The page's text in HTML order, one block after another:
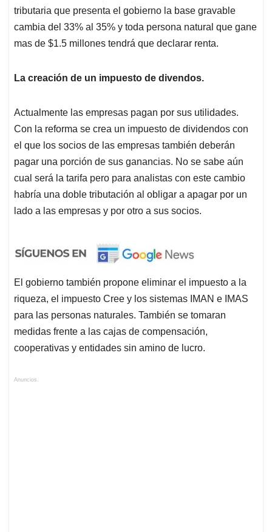
tributaria que presenta el gobierno la base gravable
cambia del 33% al 35% y toda persona natural que gane
mas de $1.5 millones tendrá que declarar renta.
La creación de un impuesto de divendos.
Actualmente las empresas pagan por sus utilidades.
Con la reforma se crea un impuesto de dividendos con
el que los socios de las empresas también deberán
pagar una porción de sus ganancias. No se sabe aún
cual será la tarifa pero para analistas con este cambio
habría una doble tributación al obligar a apagar por un
lado a las empresas y por otro a sus socios.
El gobierno también propone eliminar el impuesto a la
riqueza, el impuesto Cree y los sistemas IMAN e IMAS
para las personas naturales. También se tomaran
medidas frente a las cajas de compensación,
cooperativas y entidades sin amino de lucro.
Anuncios.